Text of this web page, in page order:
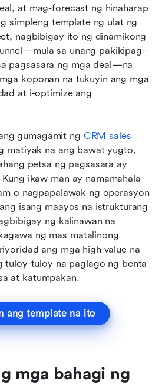
at mag-forecast ng hinaharap
simpleng template ng ulat ng
nagbibigay ito ng dinamikong
sa unang pakikipag-
pagsasara ng mga deal—na
koponan na tukuyin ang mga
at i-optimize ang
gumagamit ng CRM sales
matiyak na ang bawat yugto,
petsa ng pagsasara ay
ikaw man ay namamahala
o nagpapalawak ng operasyon
isang maayos na istrukturang
ng kalinawan na
ng mas matalinong
ang mga high-value na
tuloy-tuloy na paglago ng benta
at katumpakan.
ang template na ito
mga bahagi ng